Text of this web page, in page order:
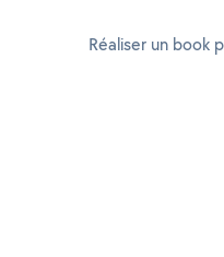
Réaliser un book